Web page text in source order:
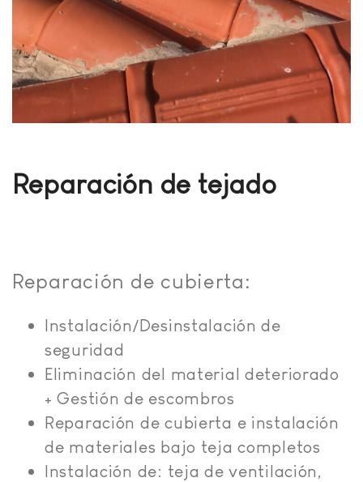
Reparación de tejado
Reparación de cubierta:
Instalación/Desinstalación de
seguridad
Eliminación del material deteriorado
+ Gestión de escombros
Reparación de cubierta e instalación
de materiales bajo teja completos
Instalación de: teja de ventilación,